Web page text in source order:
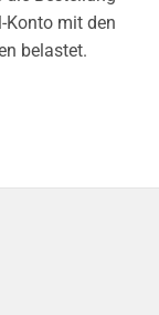
Konto mit den
belastet.